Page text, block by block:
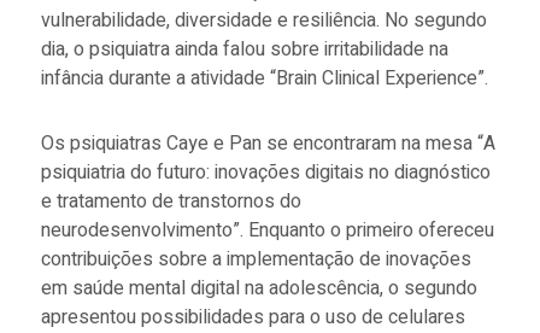
vulnerabilidade, diversidade e resiliência. No segundo
dia, o psiquiatra ainda falou sobre irritabilidade na
infância durante a atividade “Brain Clinical Experience”.
Os psiquiatras Caye e Pan se encontraram na mesa “A
psiquiatria do futuro: inovações digitais no diagnóstico
e tratamento de transtornos do
neurodesenvolvimento”. Enquanto o primeiro ofereceu
contribuições sobre a implementação de inovações
em saúde mental digital na adolescência, o segundo
apresentou possibilidades para o uso de celulares